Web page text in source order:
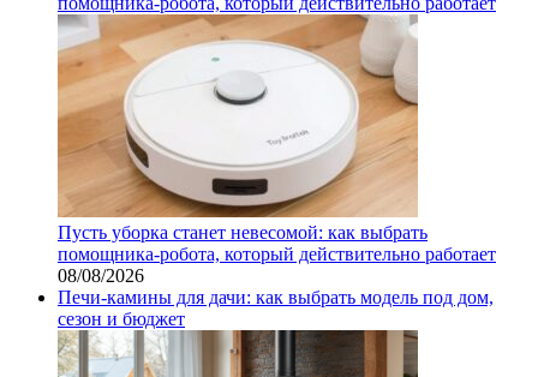
Пусть уборка станет невесомой: как выбрать
помощника‑робота, который действительно работает
08/08/2026
Печи-камины для дачи: как выбрать модель под дом,
сезон и бюджет